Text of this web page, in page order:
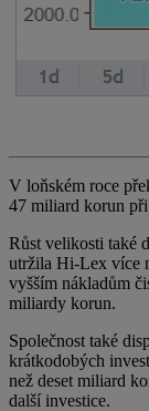
V loňském roce
47 miliard korun
Růst velikosti také
utržila Hi-Lex více
vyšším nákladům
miliardy korun.
Společnost také
krátkodobých
než deset miliard
další investice.